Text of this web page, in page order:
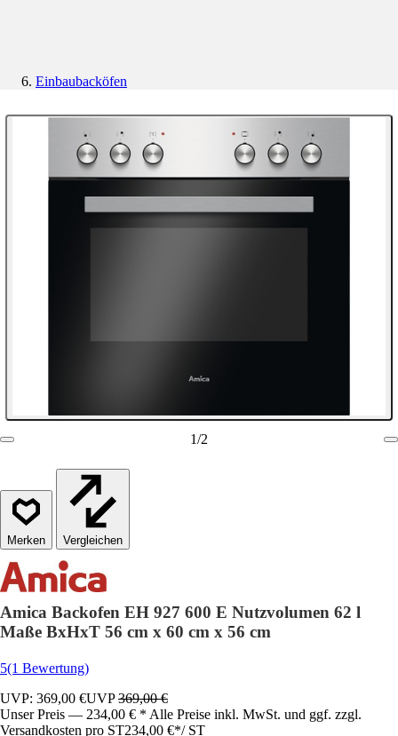
Einbaubacköfen
1/2
Vergleichen
Amica Backofen EH 927 600 E Nutzvolumen 62 l
Maße BxHxT 56 cm x 60 cm x 56 cm
5(1 Bewertung)
UVP: 369,00 €UVP369,00 €
Unser Preis — 234,00 € * Alle Preise inkl. MwSt. und ggf. zzgl.
Versandkosten pro ST234,00 €*/ ST